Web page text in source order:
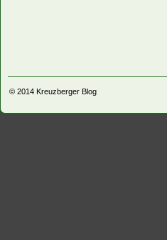
© 2014 Kreuzberger Blog